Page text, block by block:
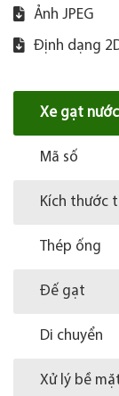
Ảnh JPEG
Định dạng
Xe gạt
Mã số
Kích thước
Thép ống
Đế gạt
Di chuyển
Xử lý bề